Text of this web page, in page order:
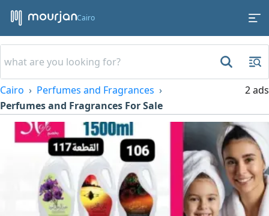
Cairo
Cairo
Perfumes and Fragrances
Perfumes and Fragrances For Sale
2 ads